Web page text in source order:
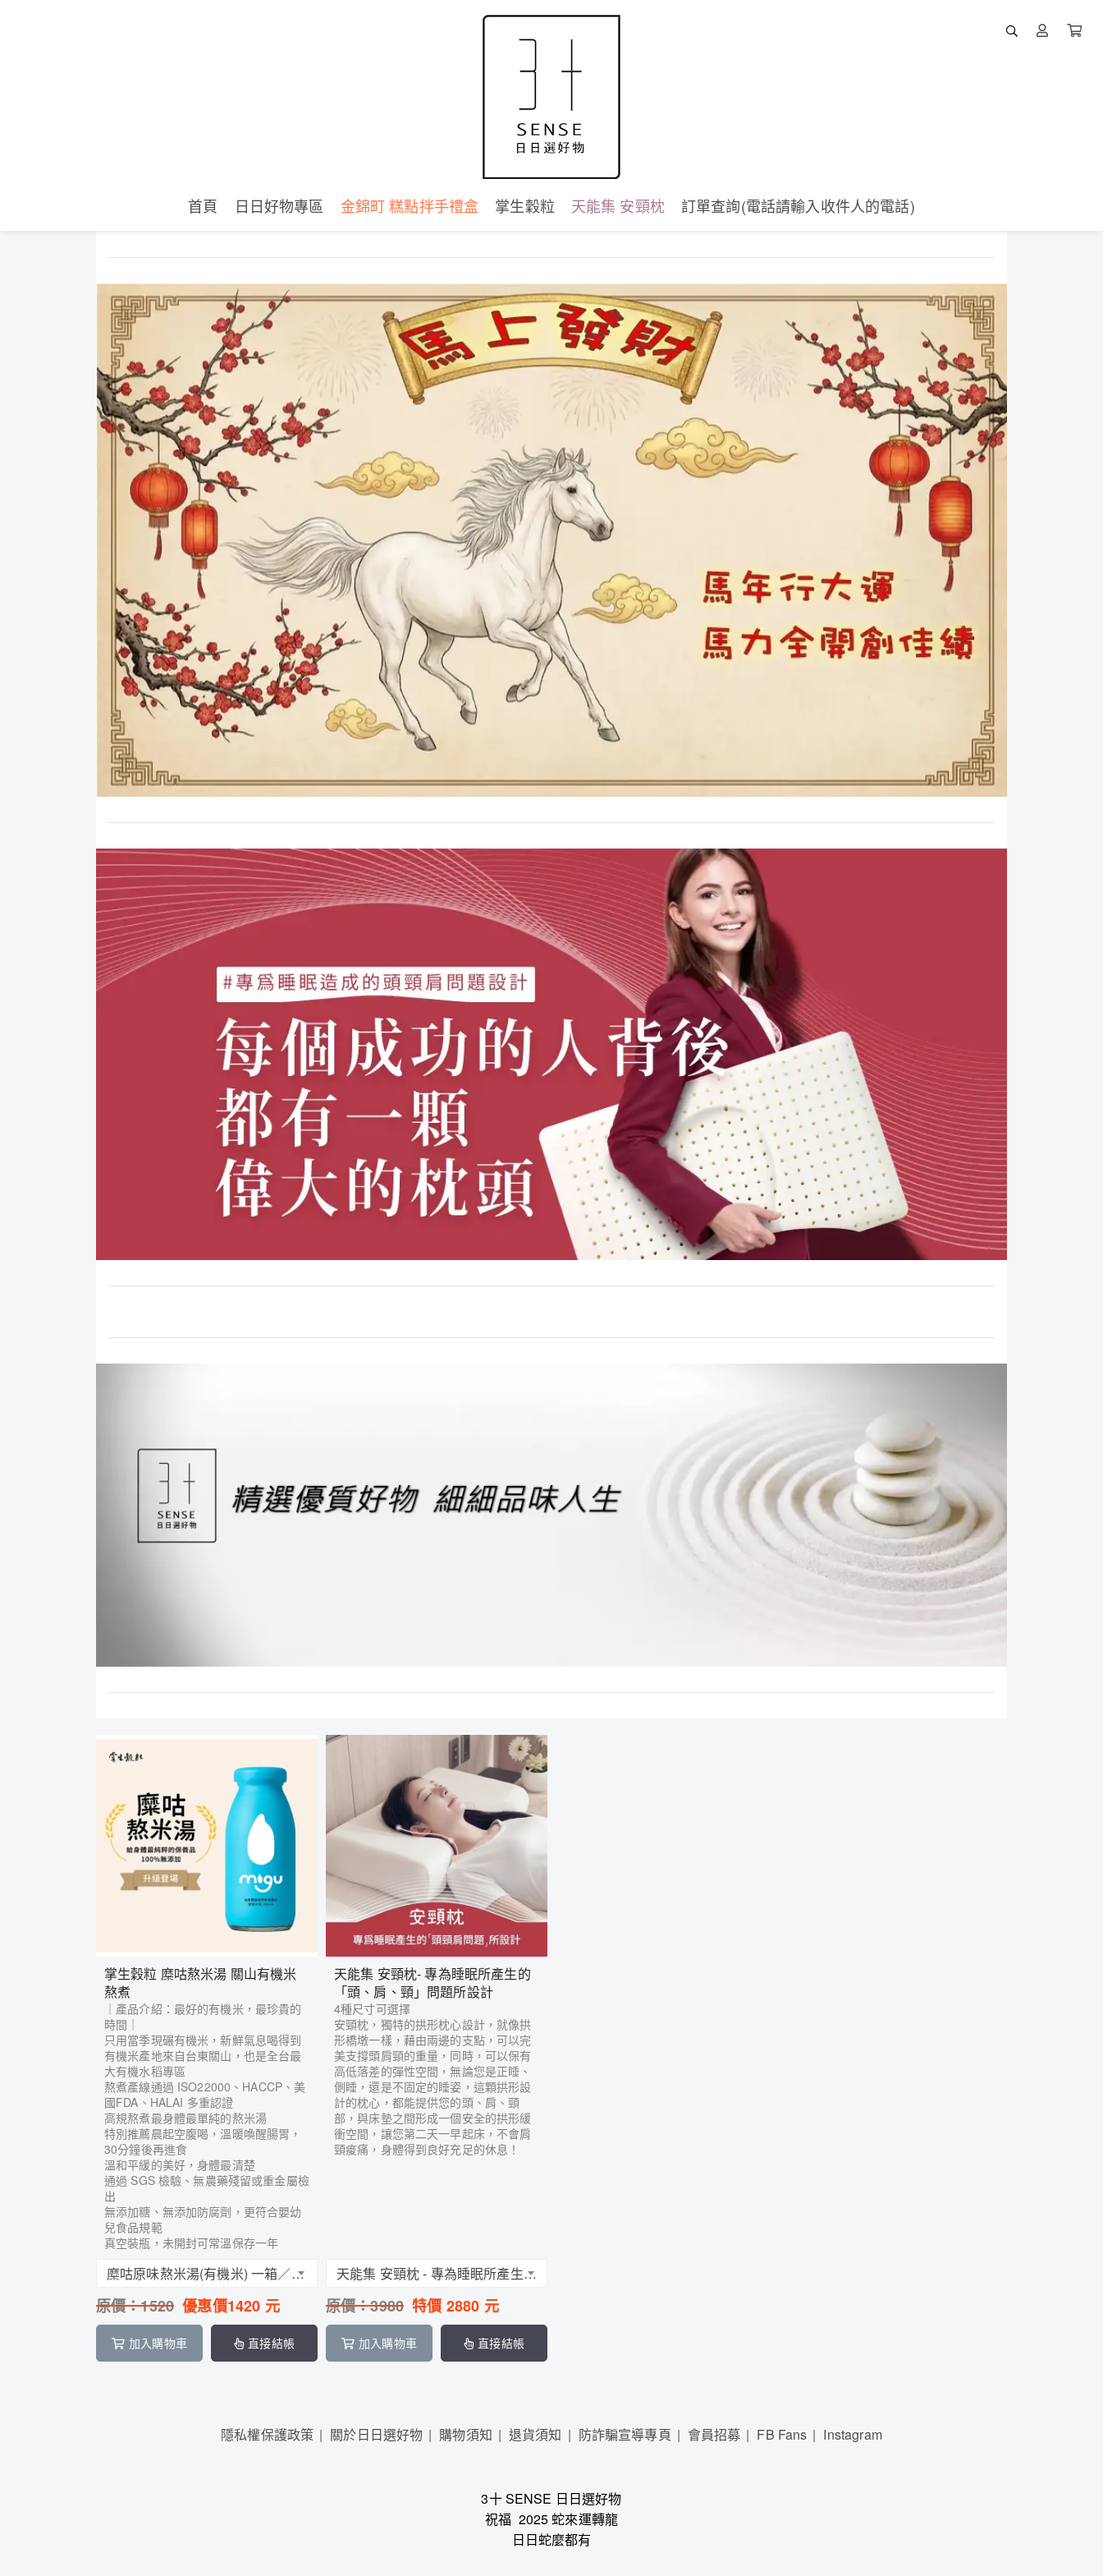
首頁 日日好物專區 金錦町 糕點拌手禮盒 掌生穀粒 天能集 安頸枕 訂單查詢(電話請輸入收件人的電話)
掌生穀粒 糜咕熬米湯 關山有機米
熬煮
｜產品介紹：最好的有機米，最珍貴的
時間｜
只用當季現碾有機米，新鮮氣息喝得到
有機米產地來自台東關山，也是全台最
大有機水稻專區
熬煮產線通過 ISO22000、HACCP、美
國FDA、HALAI 多重認證
高規熬煮最身體最單純的熬米湯
特別推薦晨起空腹喝，溫暖喚醒腸胃，
30分鐘後再進食
溫和平緩的美好，身體最清楚
通過 SGS 檢驗、無農藥殘留或重金屬檢
出
無添加糖、無添加防腐劑，更符合嬰幼
兒食品規範
真空裝瓶，未開封可常溫保存一年
糜咕原味熬米湯(有機米) 一箱／12入 (290ml x 12)，換裝升級上市，即日起開放預購，6月底正式出貨
原價：1520 優惠價1420 元
加入購物車 直接結帳
天能集 安頸枕- 專為睡眠所產生的
「頭、肩、頸」問題所設計
4種尺寸可選擇
安頸枕，獨特的拱形枕心設計，就像拱
形橋墩一樣，藉由兩邊的支點，可以完
美支撐頭肩頸的重量，同時，可以保有
高低落差的彈性空間，無論您是正睡、
側睡，還是不固定的睡姿，這顆拱形設
計的枕心，都能提供您的頭、肩、頸
部，與床墊之間形成一個安全的拱形緩
衝空間，讓您第二天一早起床，不會肩
頸痠痛，身體得到良好充足的休息！
天能集 安頸枕 - 專為睡眠所產生的「頭、肩、頸」問題所設計
原價：3980 特價 2880 元
加入購物車 直接結帳
隱私權保護政策 關於日日選好物 購物須知 退貨須知 防詐騙宣導專頁 會員招募 FB Fans Instagram
3十 SENSE 日日選好物
祝福 2025 蛇來運轉龍
日日蛇麼都有